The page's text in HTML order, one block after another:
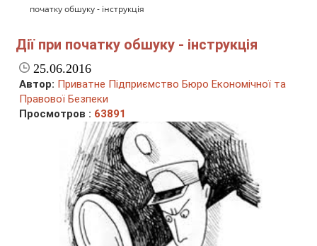
початку обшуку - інструкція
Дії при початку обшуку - інструкція
25.06.2016
Автор: Приватне Підприємство Бюро Економічної та
Правової Безпеки
Просмотров : 63891